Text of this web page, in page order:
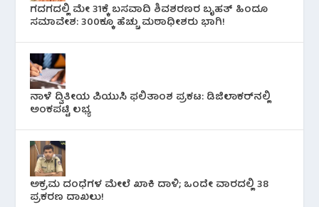
ಗದಗದಲ್ಲಿ ಮೇ 31ಕ್ಕೆ ಬಸವಾದಿ ಶಿವಶರಣರ ಬೃಹತ್ ಹಿಂದೂ
ಸಮಾವೇಶ: 300ಕ್ಕೂ ಹೆಚ್ಚು ಮಠಾಧೀಶರು ಭಾಗಿ!
ನಾಳೆ ದ್ವಿತೀಯ ಪಿಯುಸಿ ಫಲಿತಾಂಶ ಪ್ರಕಟ: ಡಿಜಿಲಾಕರ್‌ನಲ್ಲಿ
ಅಂಕಪಟ್ಟಿ ಲಭ್ಯ
ಅಕ್ರಮ ದಂಧೆಗಳ ಮೇಲೆ ಖಾಕಿ ದಾಳಿ; ಒಂದೇ ವಾರದಲ್ಲಿ 38
ಪ್ರಕರಣ ದಾಖಲು!